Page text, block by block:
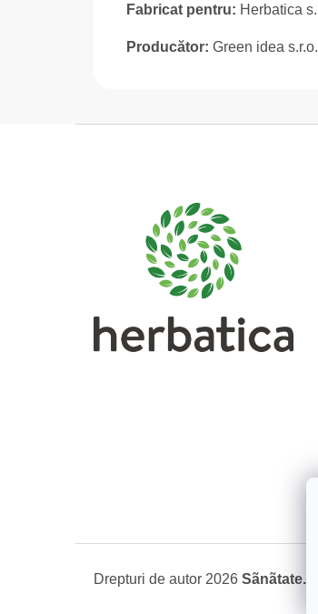
Fabricat pentru: Herbatica
Producător: Green idea
Drepturi de autor 2026 Sãnãtate.